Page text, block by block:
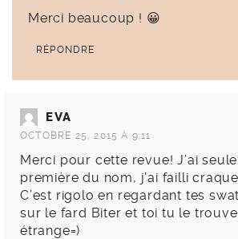
Merci beaucoup ! 😀
RÉPONDRE
EVA
OCTOBRE 25, 2015 À 9:11
Merci pour cette revue! J’ai
première du nom, j’ai failli
C’est rigolo en regardant tes
sur le fard Biter et toi tu le
étrange=)